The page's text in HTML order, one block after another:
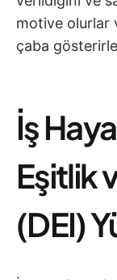
motive olurlar
çaba
İş
Eşitlik
(DEI)